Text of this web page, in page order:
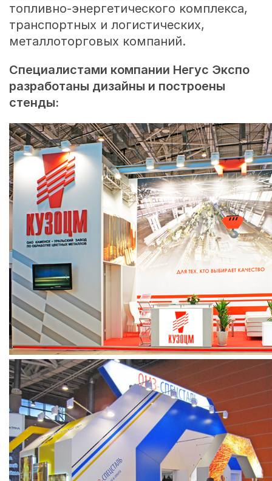
топливно-энергетического комплекса,
транспортных и логистических,
металлоторговых компаний.
Специалистами компании Негус Экспо
разработаны дизайны и построены
стенды: